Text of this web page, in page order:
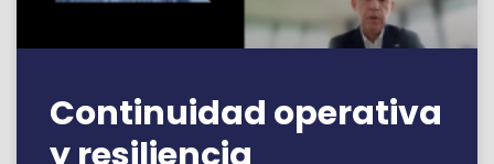
Continuidad operativa